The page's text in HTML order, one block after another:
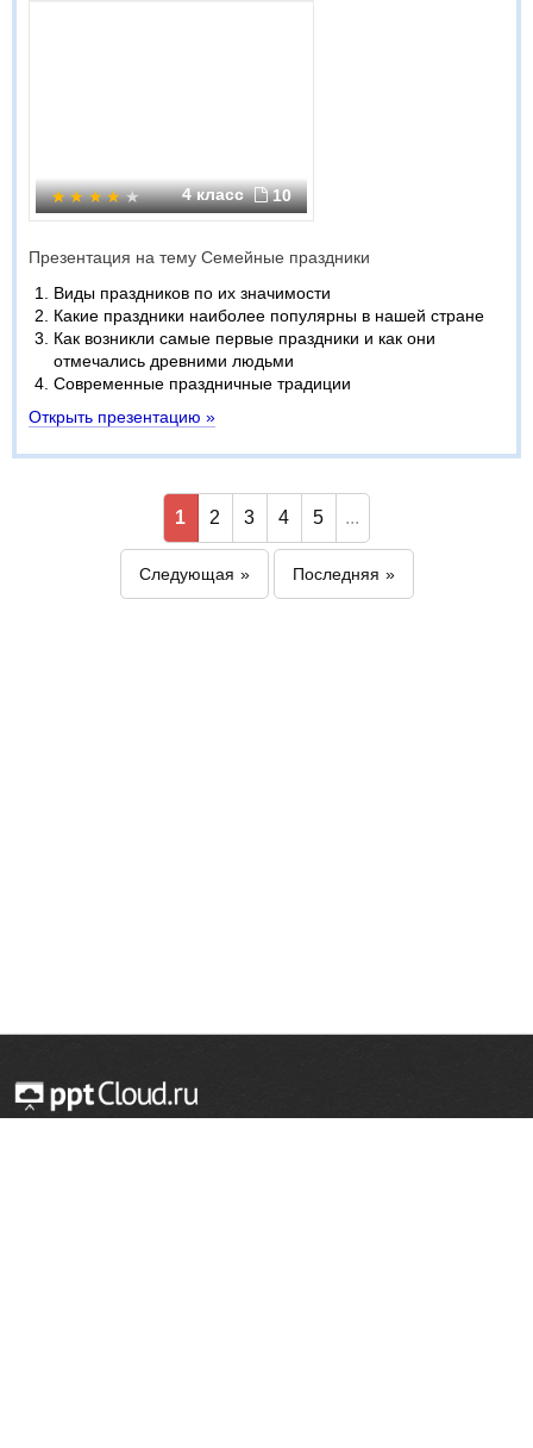
4 класс 10
Презентация на тему Семейные праздники
Виды праздников по их значимости
Какие праздники наиболее популярны в нашей стране
Как возникли самые первые праздники и как они
отмечались древними людьми
Современные праздничные традиции
Открыть презентацию »
1 2 3 4 5 ...
Следующая Последняя